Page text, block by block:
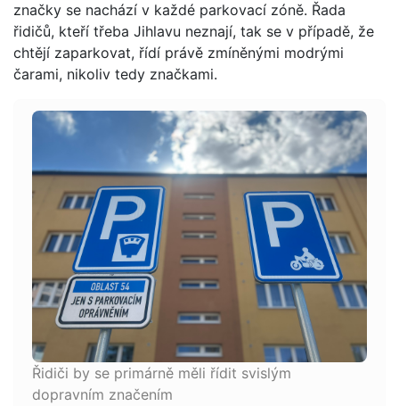
značky se nachází v každé parkovací zóně. Řada
řidičů, kteří třeba Jihlavu neznají, tak se v případě, že
chtějí zaparkovat, řídí právě zmíněnými modrými
čarami, nikoliv tedy značkami.
Řidiči by se primárně měli řídit svislým
dopravním značením